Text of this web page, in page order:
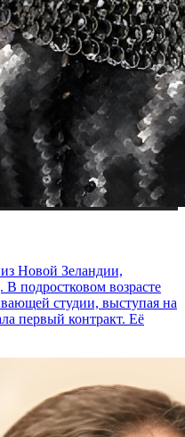
Новой Зеландии,
подростковом возрасте
студии, выступая на
первый контракт. Её